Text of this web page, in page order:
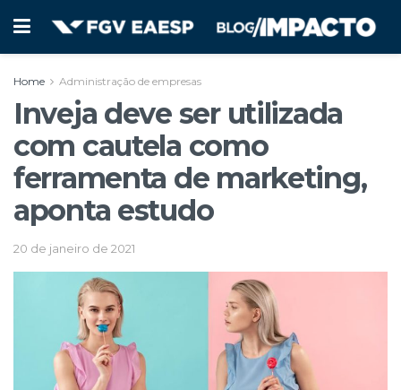
Home Administração de empresas
Inveja deve ser utilizada
com cautela como
ferramenta de marketing,
aponta estudo
20 de janeiro de 2021